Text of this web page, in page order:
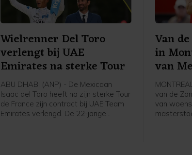
Wielrenner Del Toro
verlengt bij UAE
Emirates na sterke Tour
ABU DHABI (ANP) - De Mexicaan
Isaac del Toro heeft na zijn sterke Tour
de France zijn contract bij UAE Team
Emirates verlengd. De 22-jarige
Van
in
van
van de
van